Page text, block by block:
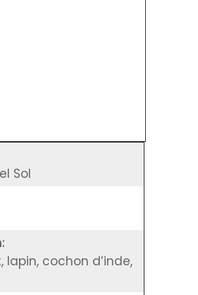
Sol
lapin, cochon d’inde,